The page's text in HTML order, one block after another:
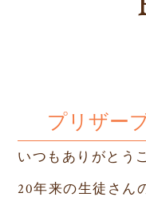
プリザー
いつもありがとう
20年来の生徒さん